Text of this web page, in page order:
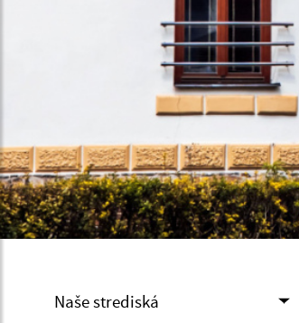
Naše strediská